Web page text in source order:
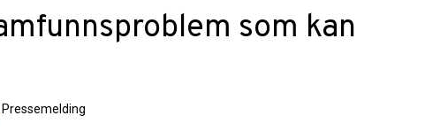
som kan
Pressemelding